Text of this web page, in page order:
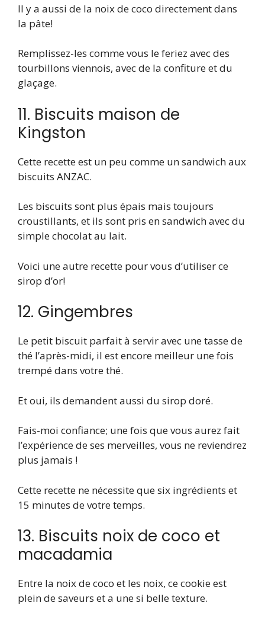
Il y a aussi de la noix de coco directement dans
la pâte!
Remplissez-les comme vous le feriez avec des
tourbillons viennois, avec de la confiture et du
glaçage.
11. Biscuits maison de
Kingston
Cette recette est un peu comme un sandwich aux
biscuits ANZAC.
Les biscuits sont plus épais mais toujours
croustillants, et ils sont pris en sandwich avec du
simple chocolat au lait.
Voici une autre recette pour vous d’utiliser ce
sirop d’or!
12. Gingembres
Le petit biscuit parfait à servir avec une tasse de
thé l’après-midi, il est encore meilleur une fois
trempé dans votre thé.
Et oui, ils demandent aussi du sirop doré.
Fais-moi confiance; une fois que vous aurez fait
l’expérience de ses merveilles, vous ne reviendrez
plus jamais !
Cette recette ne nécessite que six ingrédients et
15 minutes de votre temps.
13. Biscuits noix de coco et
macadamia
Entre la noix de coco et les noix, ce cookie est
plein de saveurs et a une si belle texture.